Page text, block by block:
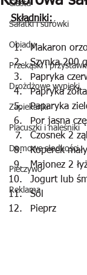
Ciasta
Sałatki i surówki
Obiady
Przekąski i
Drożdżowe wypieki
Zapiekanki
Placuszki i naleśniki
Domowe słodkości
Pieczywo
Reklama
Składniki:
Makaron
Szynka 200 g
Papryka
Papryka
Paparyka
Por jasna
Czosnek 2
Koperek
Majonez 2
Jogurt lub
Sól
Pieprz